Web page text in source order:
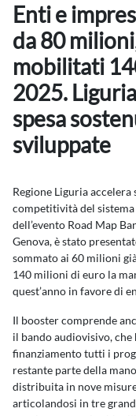
Enti e
da 80
mobilitati
2025.
spesa
sviluppate
Regione Liguria
competitività del
dell’evento Road Map
Genova, è stato
sommato ai 60 milioni
140 milioni di euro la
quest’anno in favore di
Il booster comprende
il bando audiovisivo,
finanziamento tutti i
restante parte della
distribuita in nove
articolandosi in tre